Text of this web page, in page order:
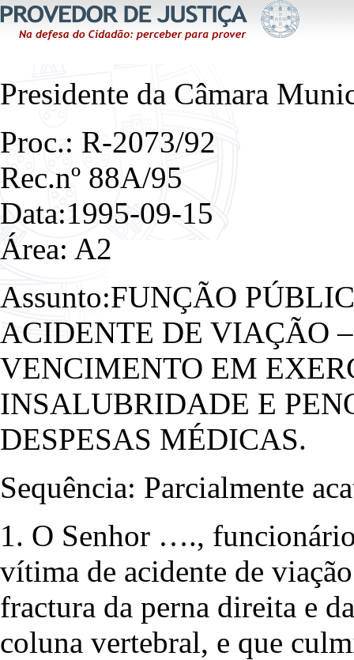
Presidente da Câmara
Proc.: R-2073/92
Rec.nº 88A/95
Data:1995-09-15
Área: A2
Assunto:FUNÇÃO
ACIDENTE DE VIAÇÃO
VENCIMENTO EM
INSALUBRIDADE E
DESPESAS MÉDICAS.
Sequência: Parcialmente
1. O Senhor ….,
vítima de acidente de
fractura da perna direita e
coluna vertebral, e que